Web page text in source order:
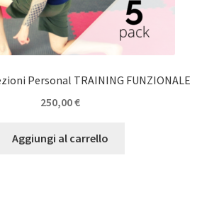
Personal TRAINING FUNZIONALE
250,00€
Aggiungi al carrello